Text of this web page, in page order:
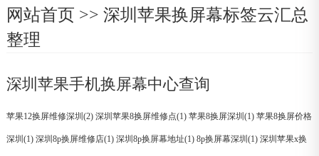
网站首页 >> 深圳苹果换屏幕标签云汇总
整理
深圳苹果手机换屏幕中心查询
苹果12换屏维修深圳(2) 深圳苹果8换屏维修点(1) 苹果8换屏深圳(1) 苹果8换屏价格
深圳(1) 深圳8p换屏维修店(1) 深圳8p换屏幕地址(1) 8p换屏幕深圳(1) 深圳苹果x换